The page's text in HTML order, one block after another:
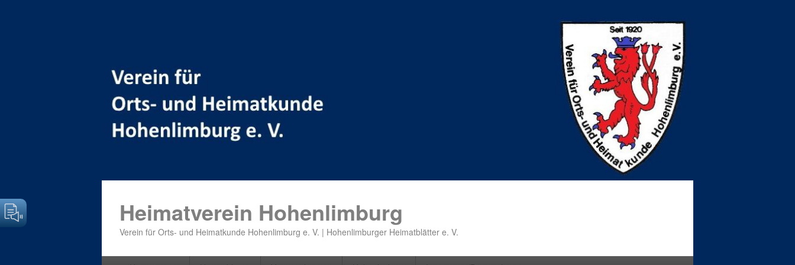
Heimatverein Hohenlimburg
Verein für Orts- und Heimatkunde Hohenlimburg e. V. | Hohenlimburger Heimatblätter e. V.